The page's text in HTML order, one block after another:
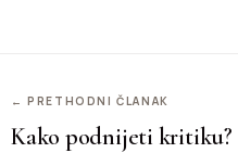
← PRETHODNI ČLANAK
Kako podnijeti kritiku?